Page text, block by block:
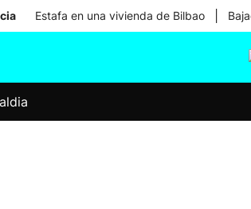
Estafa en una vivienda de Bilbao